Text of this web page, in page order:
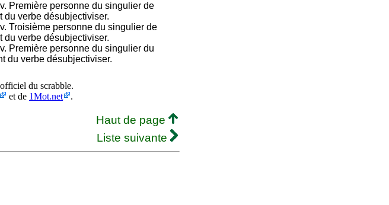
v. Première personne du singulier de
du verbe désubjectiviser.
v. Troisième personne du singulier de
du verbe désubjectiviser.
v. Première personne du singulier du
du verbe désubjectiviser.
du scrabble.
et de 1Mot.net .
Haut de page
Liste suivante